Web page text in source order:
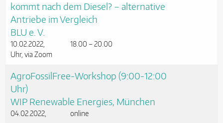
kommt nach dem Diesel? – alternative
Antriebe im Vergleich
BLU e. V.
10.02.2022
18.00 – 20.00
Uhr, via Zoom
AgroFossilFree-Workshop (9:00-12:00
Uhr)
WIP Renewable Energies, München
04.02.2022 online